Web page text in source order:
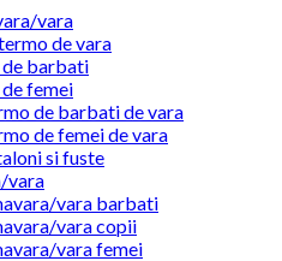
vara
de vara
barbati
femei
de barbati de vara
de femei de vara
si fuste
vara
vara barbati
vara copii
vara femei